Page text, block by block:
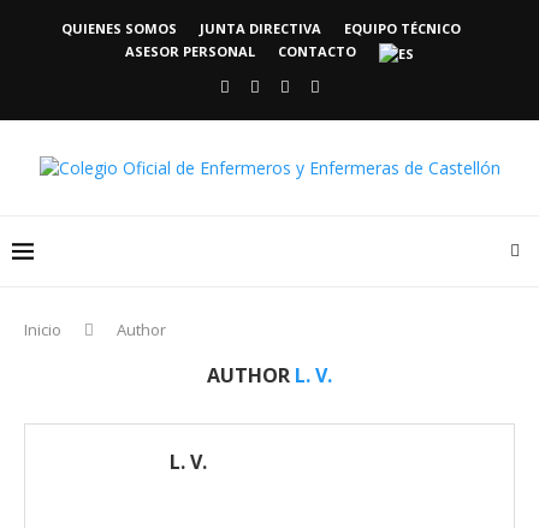
QUIENES SOMOS JUNTA DIRECTIVA
EQUIPO TÉCNICO
ASESOR PERSONAL
CONTACTO
Inicio Author
AUTHOR L. V.
L. V.